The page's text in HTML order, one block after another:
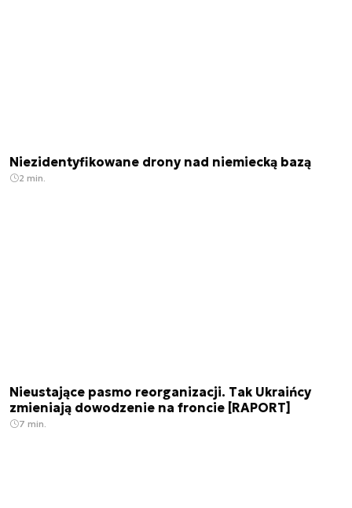
Niezidentyfikowane drony nad niemiecką bazą
2 min.
Nieustające pasmo reorganizacji. Tak Ukraińcy
zmieniają dowodzenie na froncie [RAPORT]
7 min.